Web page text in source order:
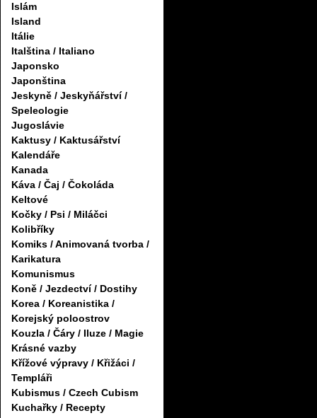
Islám
Island
Itálie
Italština / Italiano
Japonsko
Japonština
Jeskyně / Jeskyňářství /
Speleologie
Jugoslávie
Kaktusy / Kaktusářství
Kalendáře
Kanada
Káva / Čaj / Čokoláda
Keltové
Kočky / Psi / Miláčci
Kolibříky
Komiks / Animovaná tvorba /
Karikatura
Komunismus
Koně / Jezdectví / Dostihy
Korea / Koreanistika /
Korejský poloostrov
Kouzla / Čáry / Iluze / Magie
Krásné vazby
Křížové výpravy / Křižáci /
Templáři
Kubismus / Czech Cubism
Kuchařky / Recepty